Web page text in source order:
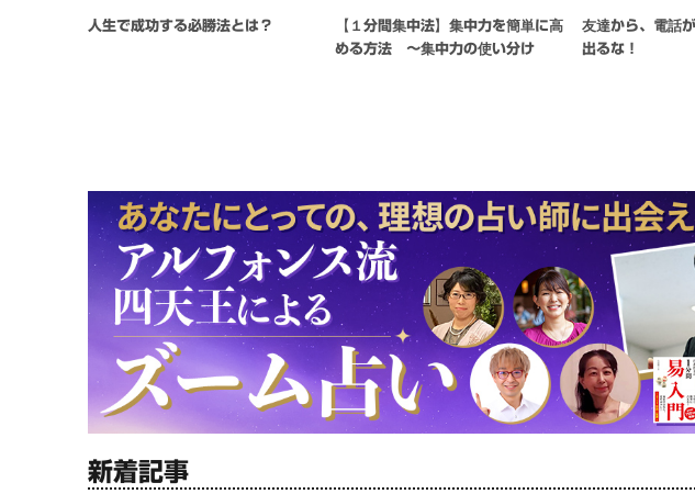
人生で成功する必勝法とは？
【１分間集中法】集中力を簡単に高
める方法 〜集中力の使い分け
友達から、電話
出るな！
新着記事